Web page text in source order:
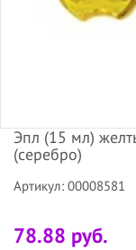
Эпл (15 мл)
(серебро)
Артикул: 00008581
78.88 руб.